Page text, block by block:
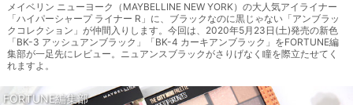
メイベリン ニューヨーク（MAYBELLINE NEW YORK）の大人気アイライナー
「ハイパーシャープ ライナー R」に、ブラックなのに黒じゃない「アンブラッ
クコレクション」が仲間入りします。今回は、2020年5月23日(土)発売の新色
「BK-3 アッシュアンブラック」「BK-4 カーキアンブラック」をFORTUNE編
集部が一足先にレビュー。ニュアンスブラックがさりげなく瞳を際立たせてく
れますよ。
FORTUNE編集部